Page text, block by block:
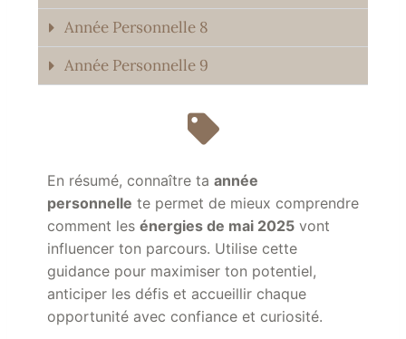
Année Personnelle 8
Année Personnelle 9
En résumé, connaître ta année
personnelle te permet de mieux comprendre
comment les énergies de mai 2025 vont
influencer ton parcours. Utilise cette
guidance pour maximiser ton potentiel,
anticiper les défis et accueillir chaque
opportunité avec confiance et curiosité.